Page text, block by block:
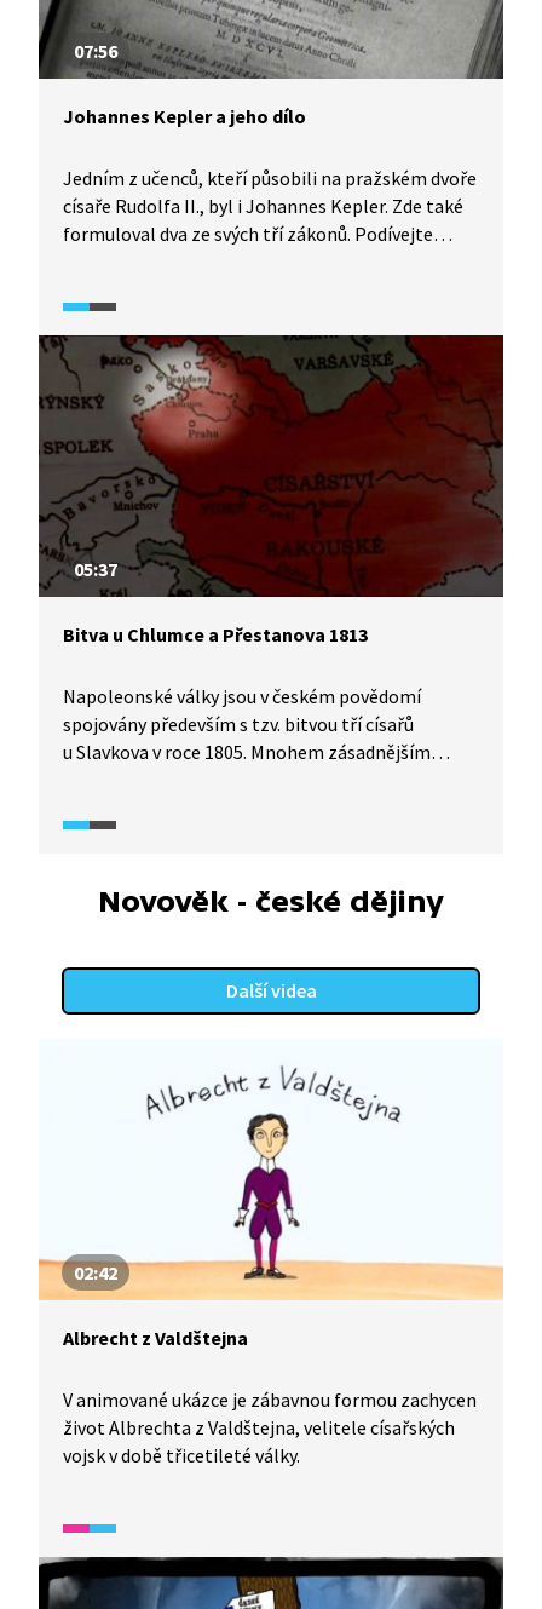
07:56
Johannes Kepler a jeho dílo
Jedním z učenců, kteří působili na pražském dvoře
císaře Rudolfa II., byl i Johannes Kepler. Zde také
formuloval dva ze svých tří zákonů. Podívejte
05:37
Bitva u Chlumce a Přestanova 1813
Napoleonské války jsou v českém povědomí
spojovány především s tzv. bitvou tří císařů
u Slavkova v roce 1805. Mnohem zásadnějším
u Chlumce a Přestanova v severních Čechách.
u Drážďan v roce 1813 naskytla možnost vpádu
na území Čech. Spojené armády Rakouska, Ruska
postup.
Novověk - české dějiny
Další videa
02:42
Albrecht z Valdštejna
V animované ukázce je zábavnou formou zachycen
život Albrechta z Valdštejna, velitele císařských
vojsk v době třicetileté války.